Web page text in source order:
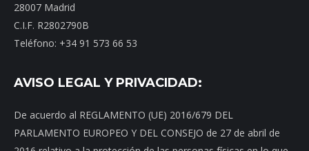
28007 Madrid
C.I.F. R2802790B
Teléfono: +34 91 573 66 53
AVISO LEGAL Y PRIVACIDAD:
De acuerdo al REGLAMENTO (UE) 2016/679 DEL
PARLAMENTO EUROPEO Y DEL CONSEJO de 27 de abril de